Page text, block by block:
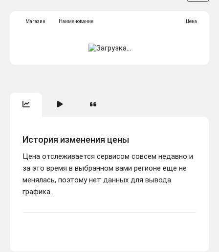
Магазин Наименование Цена
История изменения цены
Цена отслеживается сервисом совсем недавно и
за это время в выбранном вами регионе еще не
менялась, поэтому нет данных для вывода
графика.